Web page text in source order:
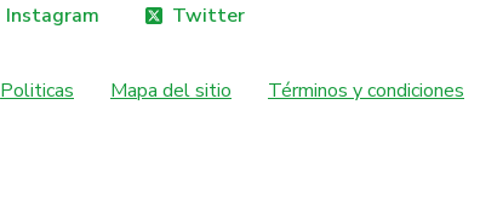
Instagram Twitter
Politicas Mapa del sitio Términos y condiciones